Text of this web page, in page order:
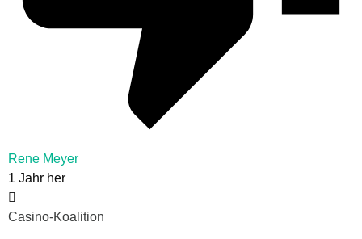
Rene Meyer
1 Jahr her
Casino-Koalition